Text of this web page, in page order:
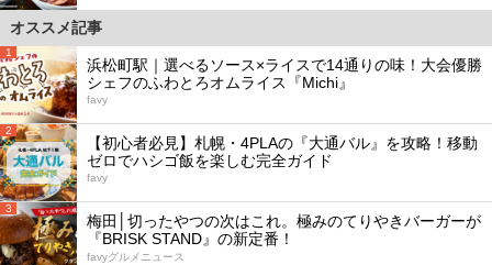
オススメ記事
1
浜松町駅｜選べるソース×ライスで14通りの味！大会優勝
シェフのふわとろオムライス『Michi』
favy
2
【初心者必見】札幌・4PLAの『大通バル』を攻略！移動
ゼロでハシゴ飯を楽しむ完全ガイド
favy
3
梅田│切ったやつの次はこれ。極みのてりやきバーガーが
『BRISK STAND』の新定番！
favyグルメニュース